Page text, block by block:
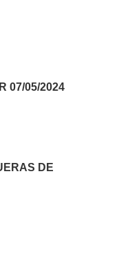
07/05/2024
DE